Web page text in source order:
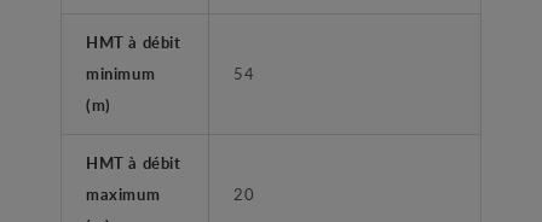
HMT à débit
minimum
(m)
54
HMT à débit
maximum
20